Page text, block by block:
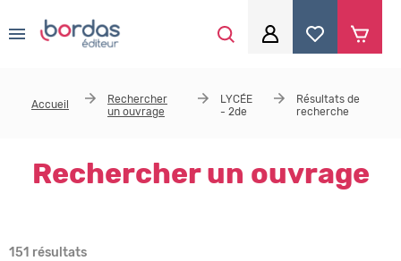
Je me connecte
Accueil
Rechercher
un ouvrage
LYCÉE
- 2de
Résultats de
recherche
Rechercher un ouvrage
151 résultats